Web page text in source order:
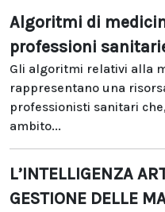
Algoritmi di
professioni
Gli algoritmi relativi alla
rappresentano una
professionisti sanitari
ambito...
L’INTELLIGENZA
GESTIONE DELLE